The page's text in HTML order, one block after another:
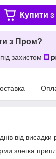
Купити з
з Пром?
захистом
від висадки
злегка